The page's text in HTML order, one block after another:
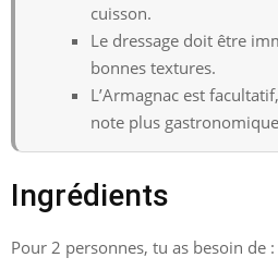
cuisson.
Le dressage doit être
bonnes textures.
L’Armagnac est
note plus
Ingrédients
Pour 2 personnes, tu as besoin de :